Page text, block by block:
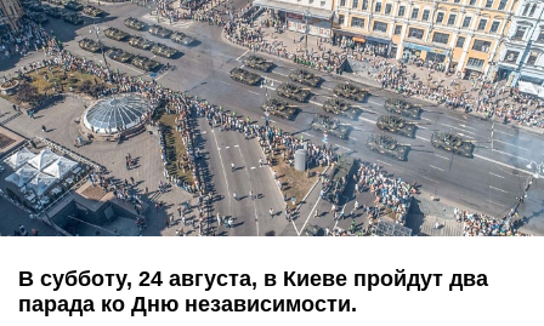
В субботу, 24 августа, в Киеве пройдут два
парада ко Дню независимости.